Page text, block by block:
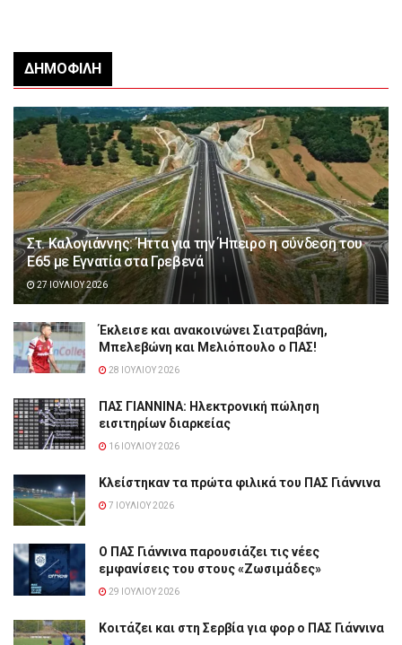
ΔΗΜΟΦΙΛΉ
Στ. Καλογιάννης: Ήττα για την Ήπειρο η σύνδεση του
Ε65 με Εγνατία στα Γρεβενά
27 ΙΟΥΛΊΟΥ 2026
Έκλεισε και ανακοινώνει Σιατραβάνη,
Μπελεβώνη και Μελιόπουλο ο ΠΑΣ!
28 ΙΟΥΛΊΟΥ 2026
ΠΑΣ ΓΙΑΝΝΙΝΑ: Hλεκτρονική πώληση
εισιτηρίων διαρκείας
16 ΙΟΥΛΊΟΥ 2026
Κλείστηκαν τα πρώτα φιλικά του ΠΑΣ Γιάννινα
7 ΙΟΥΛΊΟΥ 2026
Ο ΠΑΣ Γιάννινα παρουσιάζει τις νέες
εμφανίσεις του στους «Ζωσιμάδες»
29 ΙΟΥΛΊΟΥ 2026
Κοιτάζει και στη Σερβία για φορ ο ΠΑΣ Γιάννινα